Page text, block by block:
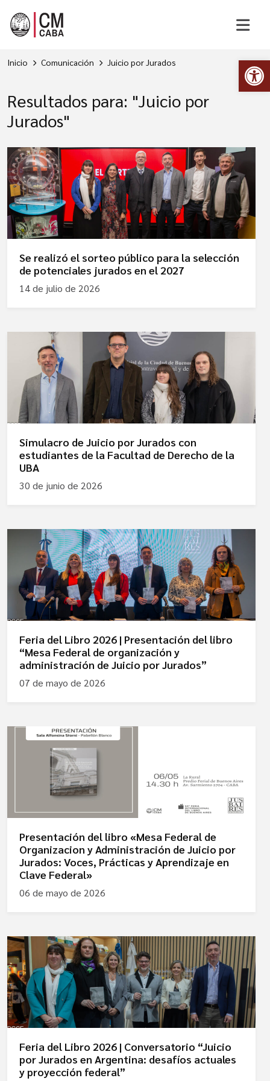
Inicio Comunicación Juicio por Jurados
Resultados para: "Juicio por
Jurados"
Se realizó el sorteo público para la selección
de potenciales jurados en el 2027
14 de julio de 2026
Simulacro de Juicio por Jurados con
estudiantes de la Facultad de Derecho de la
UBA
30 de junio de 2026
Feria del Libro 2026 | Presentación del libro
“Mesa Federal de organización y
administración de Juicio por Jurados”
07 de mayo de 2026
Presentación del libro «Mesa Federal de
Organizacion y Administración de Juicio por
Jurados: Voces, Prácticas y Aprendizaje en
Clave Federal»
06 de mayo de 2026
Feria del Libro 2026 | Conversatorio “Juicio
por Jurados en Argentina: desafíos actuales
y proyección federal”